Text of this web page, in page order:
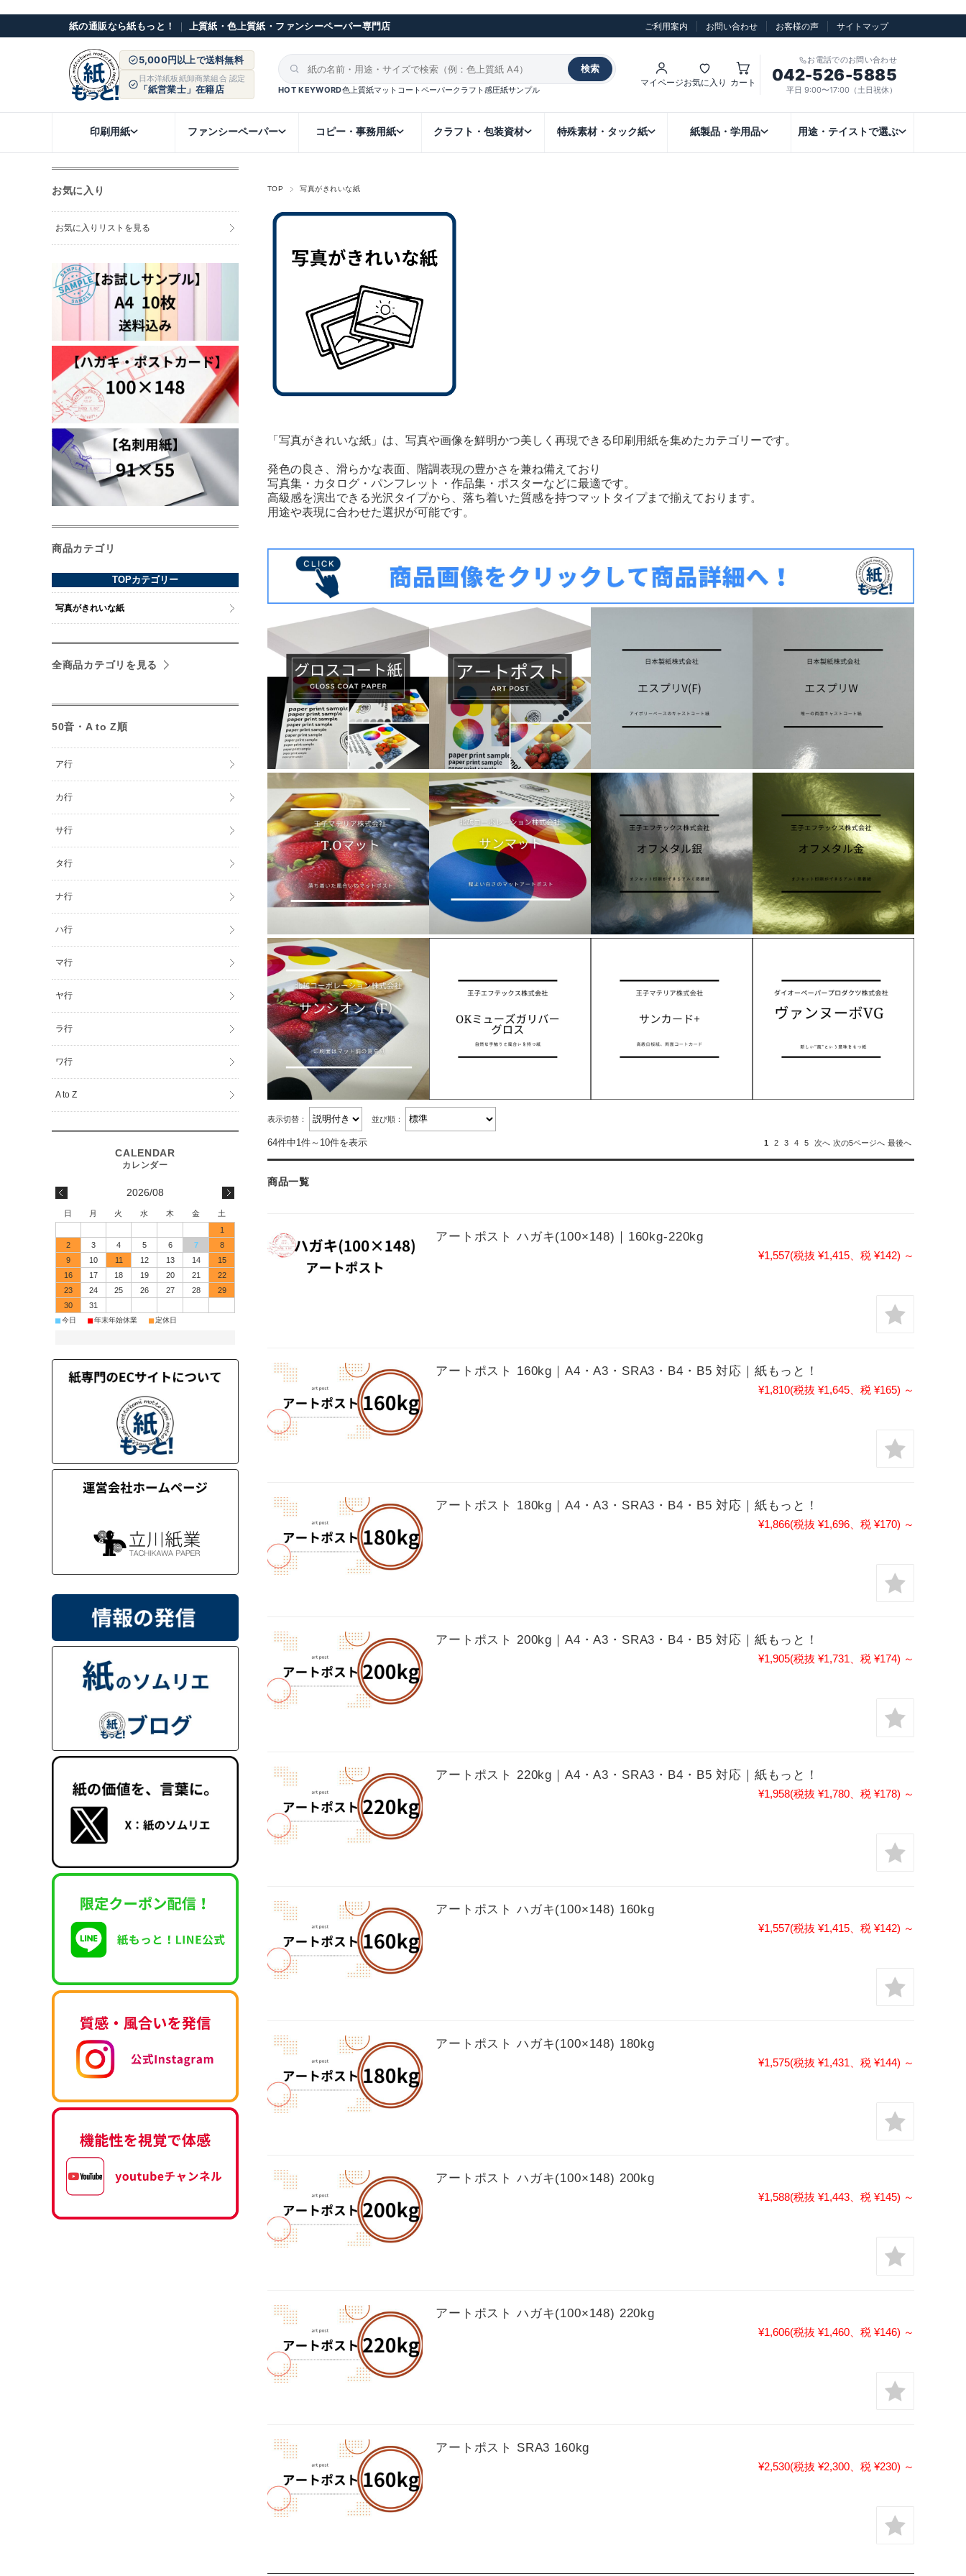
紙の通販なら紙もっと！ ｜ 上質紙・色上質紙・ファンシーペーパー専門店 ご利用案内 お問い合わせ お客様の声 サイトマップ
5,000円以上で送料無料
日本洋紙板紙卸商業組合 認定
「紙営業士」在籍店
検索
HOT KEYWORD色上質紙マットコートペーパークラフト感圧紙サンプル
マイページお気に入り カート
お電話でのお問い合わせ
042-526-5885
平日 9:00〜17:00（土日祝休）
印刷用紙 ファンシーペーパー コピー・事務用紙 クラフト・包装資材 特殊素材・タック紙 紙製品・学用品 用途・テイストで選ぶ
TOP 写真がきれいな紙
「写真がきれいな紙」は、写真や画像を鮮明かつ美しく再現できる印刷用紙を集めたカテゴリーです。
発色の良さ、滑らかな表面、階調表現の豊かさを兼ね備えており
写真集・カタログ・パンフレット・作品集・ポスターなどに最適です。
高級感を演出できる光沢タイプから、落ち着いた質感を持つマットタイプまで揃えております。
用途や表現に合わせた選択が可能です。
表示切替： 並び順：
64件中1件～10件を表示 1 2 3 4 5 次へ 次の5ページへ 最後へ
商品一覧
アートポスト ハガキ(100×148)｜160kg-220kg
¥1,557(税抜 ¥1,415、税 ¥142) ～
アートポスト 160kg｜A4・A3・SRA3・B4・B5 対応｜紙もっと！
¥1,810(税抜 ¥1,645、税 ¥165) ～
アートポスト 180kg｜A4・A3・SRA3・B4・B5 対応｜紙もっと！
¥1,866(税抜 ¥1,696、税 ¥170) ～
アートポスト 200kg｜A4・A3・SRA3・B4・B5 対応｜紙もっと！
¥1,905(税抜 ¥1,731、税 ¥174) ～
アートポスト 220kg｜A4・A3・SRA3・B4・B5 対応｜紙もっと！
¥1,958(税抜 ¥1,780、税 ¥178) ～
アートポスト ハガキ(100×148) 160kg
¥1,557(税抜 ¥1,415、税 ¥142) ～
アートポスト ハガキ(100×148) 180kg
¥1,575(税抜 ¥1,431、税 ¥144) ～
アートポスト ハガキ(100×148) 200kg
¥1,588(税抜 ¥1,443、税 ¥145) ～
アートポスト ハガキ(100×148) 220kg
¥1,606(税抜 ¥1,460、税 ¥146) ～
アートポスト SRA3 160kg
¥2,530(税抜 ¥2,300、税 ¥230) ～
お気に入り
お気に入りリストを見る
商品カテゴリ
TOPカテゴリー
写真がきれいな紙
全商品カテゴリを見る
50音・A to Z順
ア行
カ行
サ行
タ行
ナ行
ハ行
マ行
ヤ行
ラ行
ワ行
A to Z
2026/08
日 月 火 水 木 金
土
1
2
3 4 5 6 7
8
9
10 11 12 13 14
15
16
17 18 19 20 21
22
23
24 25 26 27 28
29
30
31
■今日 ■年末年始休業 ■定休日